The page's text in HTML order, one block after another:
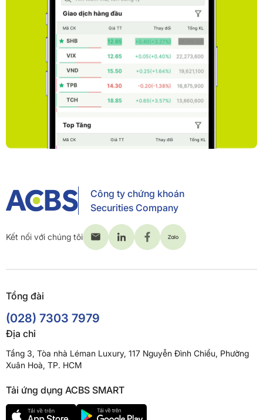
Công ty chứng khoán
Securities Company
Kết nối với chúng tôi
Tổng đài
(028) 7303 7979
Địa chỉ
Tầng 3, Tòa nhà Léman Luxury, 117 Nguyễn Đình Chiểu, Phường
Xuân Hoà, TP. HCM
Tải ứng dụng ACBS SMART